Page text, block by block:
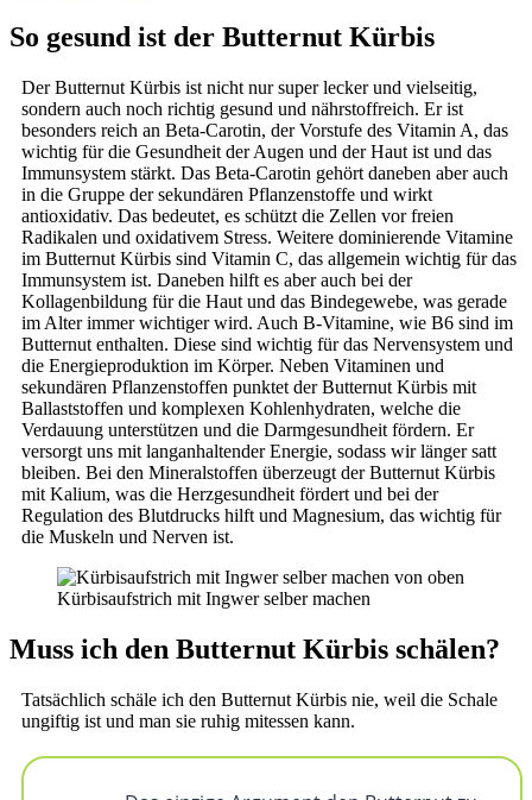
So gesund ist der Butternut Kürbis
Der Butternut Kürbis ist nicht nur super lecker und vielseitig,
sondern auch noch richtig gesund und nährstoffreich. Er ist
besonders reich an Beta-Carotin, der Vorstufe des Vitamin A, das
wichtig für die Gesundheit der Augen und der Haut ist und das
Immunsystem stärkt. Das Beta-Carotin gehört daneben aber auch
in die Gruppe der sekundären Pflanzenstoffe und wirkt
antioxidativ. Das bedeutet, es schützt die Zellen vor freien
Radikalen und oxidativem Stress. Weitere dominierende Vitamine
im Butternut Kürbis sind Vitamin C, das allgemein wichtig für das
Immunsystem ist. Daneben hilft es aber auch bei der
Kollagenbildung für die Haut und das Bindegewebe, was gerade
im Alter immer wichtiger wird. Auch B-Vitamine, wie B6 sind im
Butternut enthalten. Diese sind wichtig für das Nervensystem und
die Energieproduktion im Körper. Neben Vitaminen und
sekundären Pflanzenstoffen punktet der Butternut Kürbis mit
Ballaststoffen und komplexen Kohlenhydraten, welche die
Verdauung unterstützen und die Darmgesundheit fördern. Er
versorgt uns mit langanhaltender Energie, sodass wir länger satt
bleiben. Bei den Mineralstoffen überzeugt der Butternut Kürbis
mit Kalium, was die Herzgesundheit fördert und bei der
Regulation des Blutdrucks hilft und Magnesium, das wichtig für
die Muskeln und Nerven ist.
Kürbisaufstrich mit Ingwer selber machen
Muss ich den Butternut Kürbis schälen?
Tatsächlich schäle ich den Butternut Kürbis nie, weil die Schale
ungiftig ist und man sie ruhig mitessen kann.